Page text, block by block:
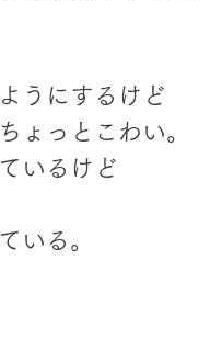
うにするけど
ょっとこわい。
いるけど
いる。